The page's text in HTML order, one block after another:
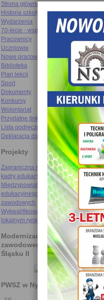
Strona główna
Historia szkoły
Wydarzenia
70-lecie - wspomnienia
Pracownicy
Uczniowie
Nowe pracownie
Biblioteka
Plan lekcji
Sport
Dokumenty
Konkursy
Wolontariat
Przydatne linki
Lista podręczników
Deklaracja dostępności
Projekty
Zagraniczna mobilność szkolnej
kadry edukacyjnej
Międzypowiatowa droga do
edukacyjnego sukcesu szkół
zawodowych
Wykwalifikowani rzemieślnicy na
lokalnym rynku pracy
Modernizacja kształcenia
zawodowego na Dolnym
Śląsku II
PWSZ w Nysie